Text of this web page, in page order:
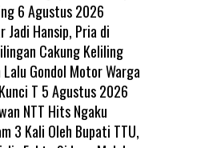
6 Agustus 2026
Jadi Hansip, Pria di
Cakung Keliling
Lalu Gondol Motor Warga
T 5 Agustus 2026
NTT Hits Ngaku
3 Kali Oleh Bupati TTU,